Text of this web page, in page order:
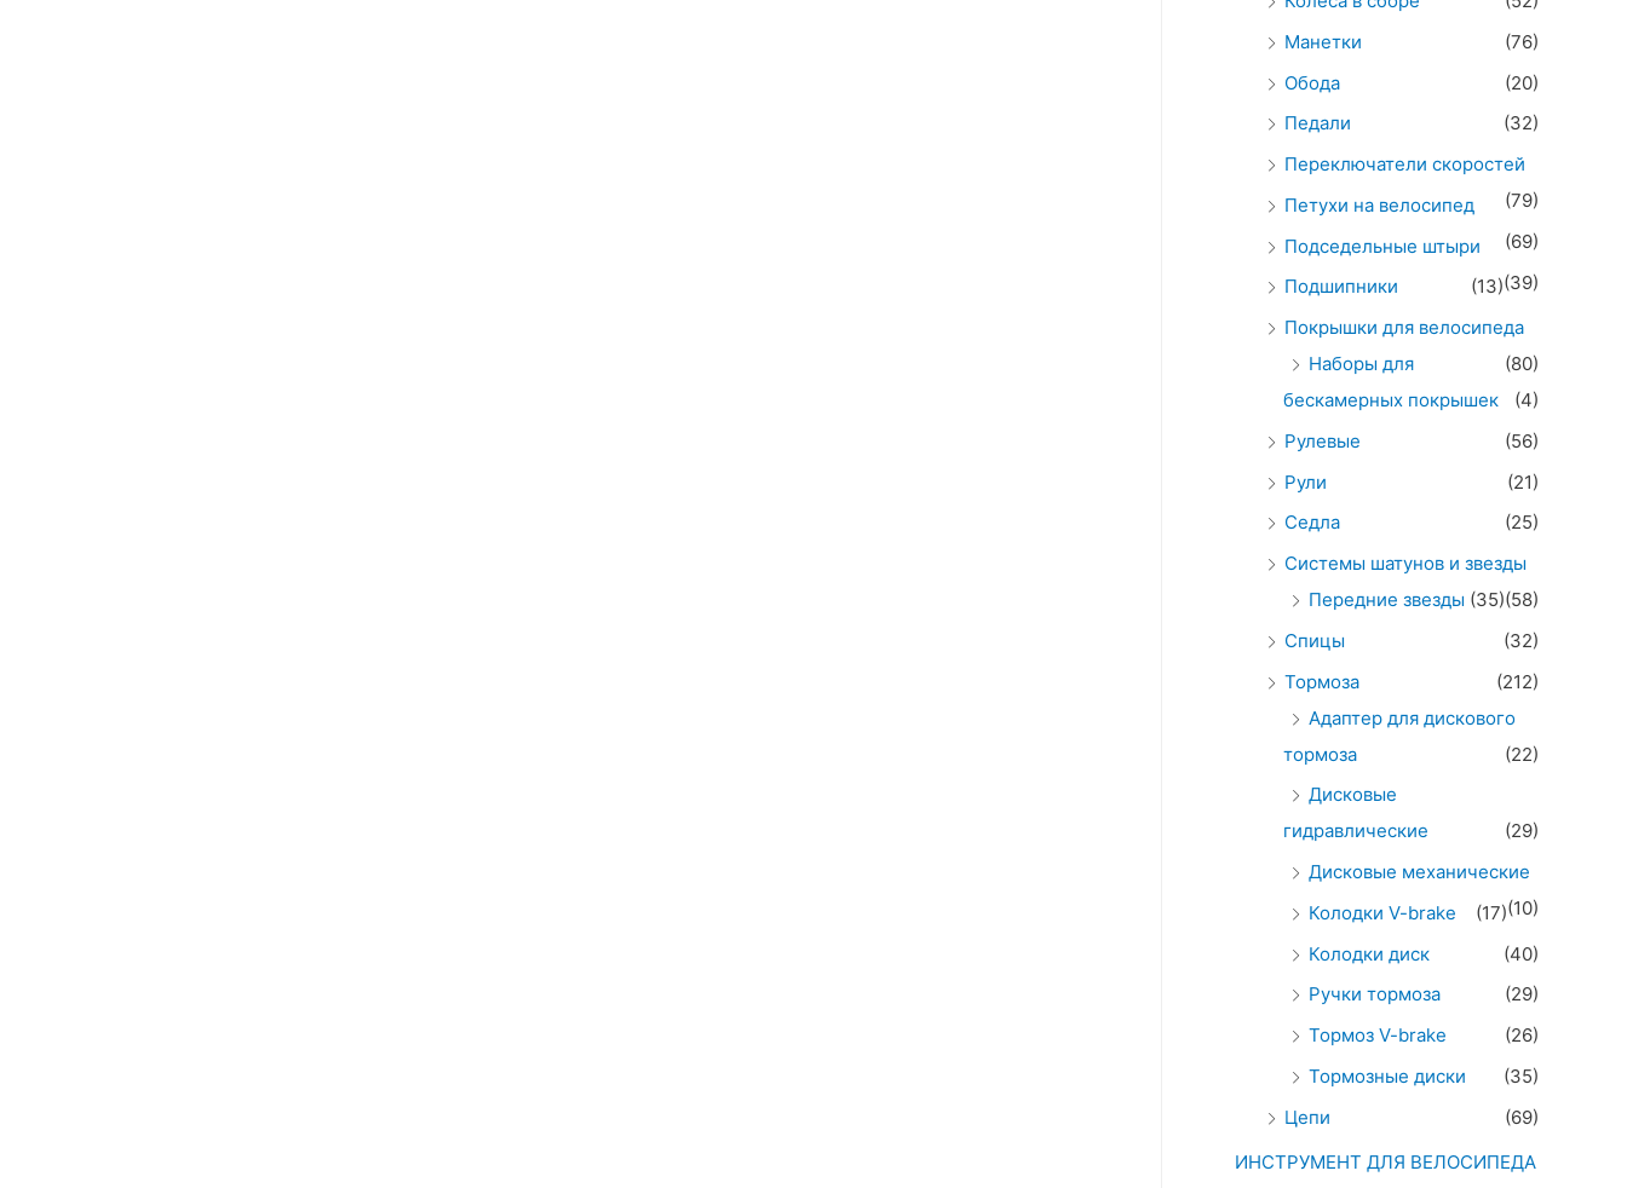
Манетки
(76)
Обода
(20)
Педали
(32)
Переключатели скоростей
(79)
Петухи на велосипед
(69)
Подседельные штыри
(39)
Подшипники
(13)
Покрышки для велосипеда
(80)
Наборы для
бескамерных покрышек
(4)
Рулевые
(56)
Рули
(21)
Седла
(25)
Системы шатунов и звезды
(58)
Передние звезды (35)
Спицы
(32)
Тормоза
(212)
Адаптер для дискового
тормоза
(22)
Дисковые
гидравлические
(29)
Дисковые механические
(10)
Колодки V-brake
(17)
Колодки диск
(40)
Ручки тормоза
(29)
Тормоз V-brake
(26)
Тормозные диски
(35)
Цепи
(69)
ИНСТРУМЕНТ ДЛЯ ВЕЛОСИПЕДА